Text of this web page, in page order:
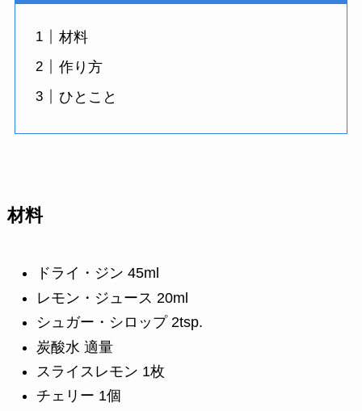
材料
作り方
ひとこと
材料
ドライ・ジン 45ml
レモン・ジュース 20ml
シュガー・シロップ 2tsp.
炭酸水 適量
スライスレモン 1枚
チェリー 1個